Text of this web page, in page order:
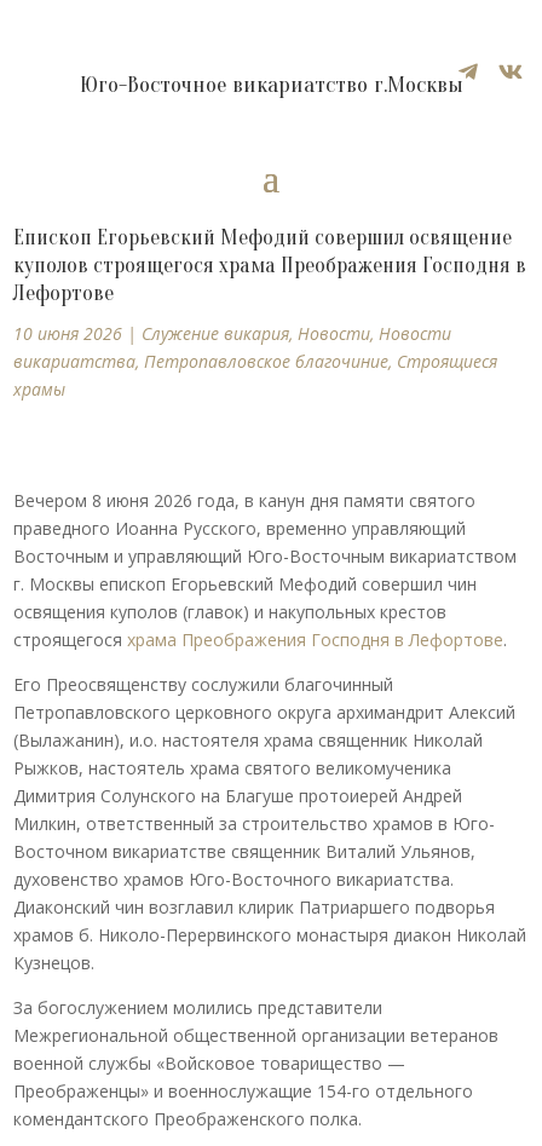
 
Юго-Восточное викариатство г.Москвы
Епископ Егорьевский Мефодий совершил освящение
куполов строящегося храма Преображения Господня в
Лефортове
10 июня 2026 | Cлужение викария,Новости,Новости
викариатства,Петропавловское благочиние, Строящиеся
храмы
Вечером 8 июня 2026 года, в канун дня памяти святого
праведного Иоанна Русского, временно управляющий
Восточным и управляющий Юго-Восточным викариатством
г. Москвы епископ Егорьевский Мефодий совершил чин
освящения куполов (главок) и накупольных крестов
строящегосяхрама Преображения Господня в Лефортове.
Его Преосвященству сослужили благочинный
Петропавловского церковного округа архимандрит Алексий
(Вылажанин), и.о. настоятеля храма священник Николай
Рыжков, настоятель храма святого великомученика
Димитрия Солунского на Благуше протоиерей Андрей
Милкин, ответственный за строительство храмов в Юго-
Восточном викариатстве священник Виталий Ульянов,
духовенство храмов Юго-Восточного викариатства.
Диаконский чин возглавил клирик Патриаршего подворья
храмов б. Николо-Перервинского монастыря диакон Николай
Кузнецов.
За богослужением молились представители
Межрегиональной общественной организации ветеранов
военной службы «Войсковое товарищество —
Преображенцы» и военнослужащие 154-го отдельного
комендантского Преображенского полка.